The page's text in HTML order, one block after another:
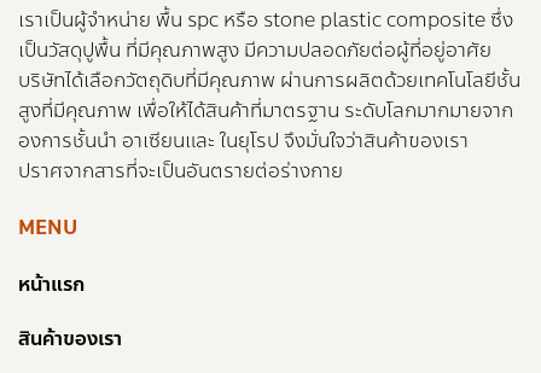
เราเป็นผู้จำหน่าย พื้น spc หรือ stone plastic composite ซึ่ง
เป็นวัสดุปูพื้น ที่มีคุณภาพสูง มีความปลอดภัยต่อผู้ที่อยู่อาศัย
บริษัทได้เลือกวัตถุดิบที่มีคุณภาพ ผ่านการผลิตด้วยเทคโนโลยีชั้น
สูงที่มีคุณภาพ เพื่อให้ได้สินค้าที่มาตรฐาน ระดับโลกมากมายจาก
องการชั้นนำ อาเซียนและ ในยุโรป จึงมั่นใจว่าสินค้าของเรา
ปราศจากสารที่จะเป็นอันตรายต่อร่างกาย
MENU
หน้าแรก
สินค้าของเรา